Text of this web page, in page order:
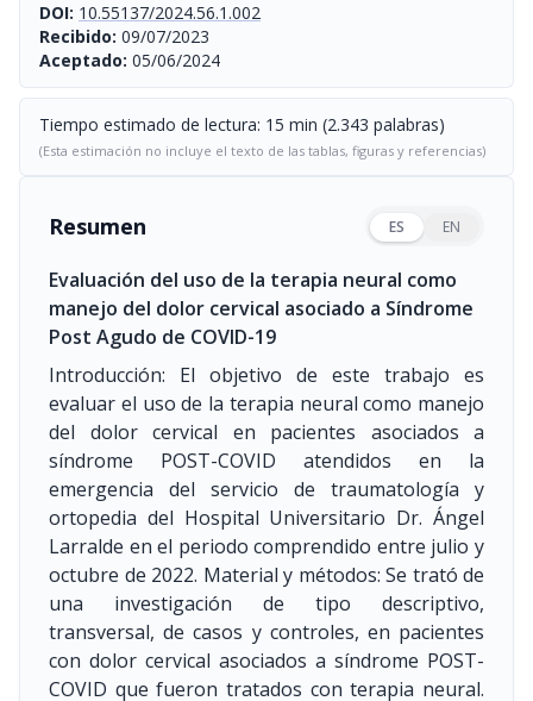
DOI: 10.55137/2024.56.1.002
Recibido: 09/07/2023
Aceptado: 05/06/2024
Tiempo estimado de lectura: 15 min (2.343 palabras)
(Esta estimación no incluye el texto de las tablas, figuras y referencias)
Resumen ES EN
Evaluación del uso de la terapia neural como
manejo del dolor cervical asociado a Síndrome
Post Agudo de COVID-19
Introducción: El objetivo de este trabajo es
evaluar el uso de la terapia neural como manejo
del dolor cervical en pacientes asociados a
síndrome POST-COVID atendidos en la
emergencia del servicio de traumatología y
ortopedia del Hospital Universitario Dr. Ángel
Larralde en el periodo comprendido entre julio y
octubre de 2022. Material y métodos: Se trató de
una investigación de tipo descriptivo,
transversal, de casos y controles, en pacientes
con dolor cervical asociados a síndrome POST-
COVID que fueron tratados con terapia neural.